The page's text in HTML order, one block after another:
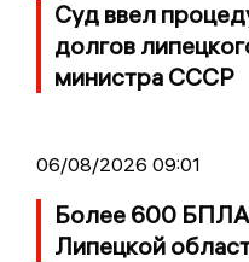
Суд ввел
долгов
министра СССР
06/08/2026 09:01
Более 600 БПЛА
Липецкой